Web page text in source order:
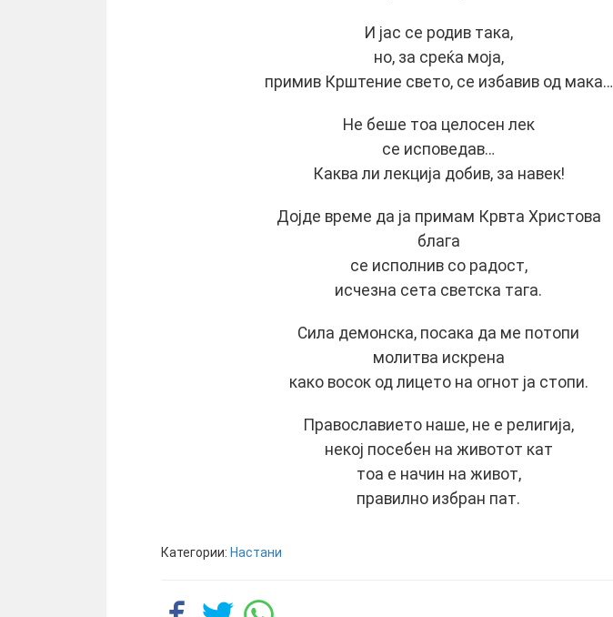
И јас се родив така,
но, за среќа моја,
примив Крштение свето, се избавив од мака…
Не беше тоа целосен лек
се исповедав…
Каква ли лекција добив, за навек!
Дојде време да ја примам Крвта Христова
блага
се исполнив со радост,
исчезна сета светска тага.
Сила демонска, посака да ме потопи
молитва искрена
како восок од лицето на огнот ја стопи.
Православието наше, не е религија,
некој посебен на животот кат
тоа е начин на живот,
правилно избран пат.
Категории: Настани